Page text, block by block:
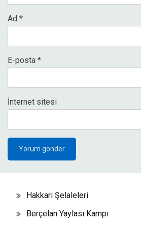
Ad *
E-posta *
İnternet sitesi
Hakkari Şelaleleri
Berçelan Yaylası Kampı